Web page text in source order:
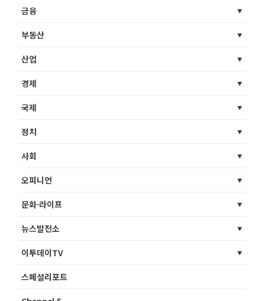
금융
부동산
산업
경제
국제
정치
사회
오피니언
문화·라이프
뉴스발전소
이투데이TV
스페셜리포트